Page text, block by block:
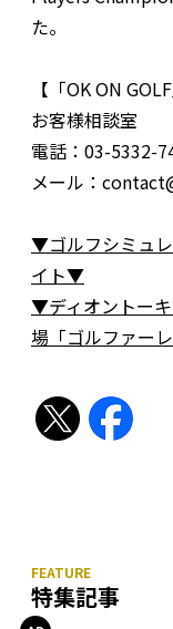
た。
【「OK ON
お客様相談室
電話：03-5332-
メール：
▼ゴルフシミュ
イト▼
▼ディオントー
場「ゴルファー
特集記事